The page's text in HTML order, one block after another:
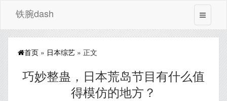
铁腕dash
首页 » 日本综艺 » 正文
巧妙整蛊，日本荒岛节目有什么值
得模仿的地方？